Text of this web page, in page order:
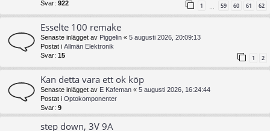
Svar: 922 1 … 59 60 61 62
Esselte 100 remake
Senaste inlägget av Piggelin « 5 augusti 2026, 20:09:13
Postat i Allmän Elektronik
Svar: 15 1 2
Kan detta vara ett ok köp
Senaste inlägget av E Kafeman « 5 augusti 2026, 16:24:44
Postat i Optokomponenter
Svar: 9
step down, 3V 9A